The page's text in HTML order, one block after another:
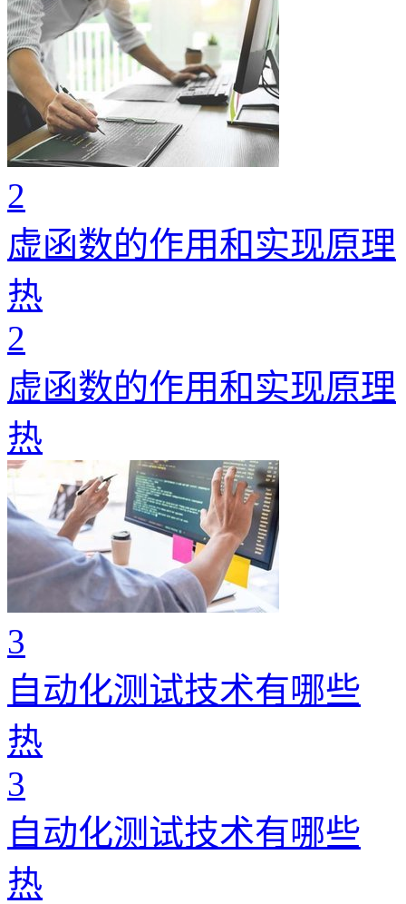
2
虚函数的作用和实现原理
热
2
虚函数的作用和实现原理
热
3
自动化测试技术有哪些
热
3
自动化测试技术有哪些
热